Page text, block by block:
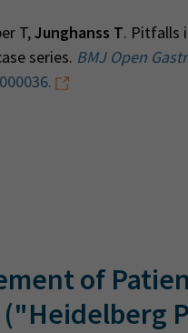
T,Junghanss T. Pitfalls
series. BMJ Open
of
("Heidelberg